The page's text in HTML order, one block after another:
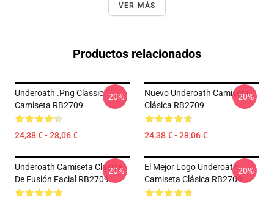
VER MÁS
Productos relacionados
Underoath .png Classic
Camiseta RB2709
24,38 € - 28,06 €
-20%
Nuevo Underoath Camiseta
Clásica RB2709
24,38 € - 28,06 €
-20%
Underoath Camiseta Clásica
De Fusión Facial RB2709
-20%
El Mejor Logo Underoath
Camiseta Clásica RB2709
-20%